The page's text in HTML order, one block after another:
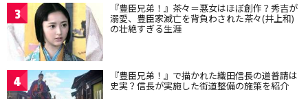
3 『豊臣兄弟！』茶々＝悪女はほぼ創作？秀吉が
溺愛、豊臣家滅亡を背負わされた茶々(井上和)
の壮絶すぎる生涯
4 『豊臣兄弟！』で描かれた織田信長の道普請は
史実？信長が実施した街道整備の施策を紹介